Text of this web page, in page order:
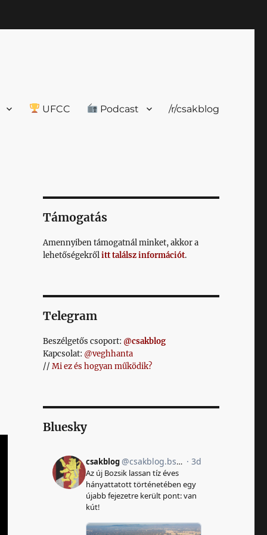
UFCC Podcast /r/csakblog
Támogatás
Amennyiben támogatnál minket, akkor a
lehetőségekrőlitt találsz információt.
Telegram
Beszélgetős csoport: @csakblog
Kapcsolat: @veghhanta
// Mi ez és hogyan működik?
Bluesky